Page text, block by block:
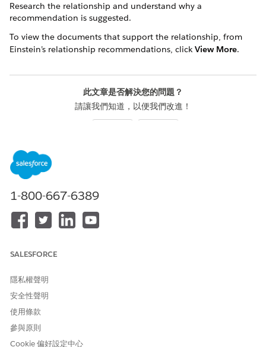
Research the relationship and understand why a
recommendation is suggested.
To view the documents that support the relationship, from
Einstein’s relationship recommendations, click View More.
此文章是否解決您的問題？
請讓我們知道，以便我們改進！
1-800-667-6389
SALESFORCE
隱私權聲明
安全性聲明
使用條款
參與原則
Cookie 偏好設定中心